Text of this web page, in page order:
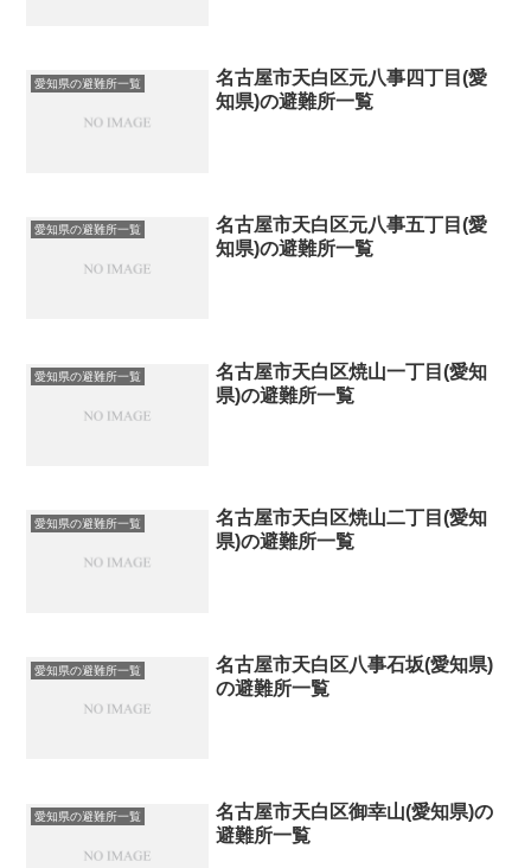
愛知県の避難所一覧
名古屋市天白区元八事四丁目(愛
知県)の避難所一覧
愛知県の避難所一覧
名古屋市天白区元八事五丁目(愛
知県)の避難所一覧
愛知県の避難所一覧
名古屋市天白区焼山一丁目(愛知
県)の避難所一覧
愛知県の避難所一覧
名古屋市天白区焼山二丁目(愛知
県)の避難所一覧
愛知県の避難所一覧
名古屋市天白区八事石坂(愛知県)
の避難所一覧
愛知県の避難所一覧
名古屋市天白区御幸山(愛知県)の
避難所一覧